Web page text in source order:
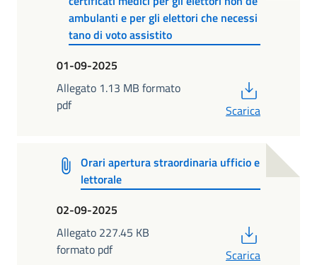
ambulanti e per gli elettori che necessi
tano di voto assistito
01-09-2025
Allegato 1.13 MB formato
pdf
Scarica
Orari apertura straordinaria ufficio e
lettorale
02-09-2025
Allegato 227.45 KB
formato pdf
Scarica